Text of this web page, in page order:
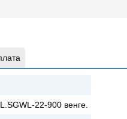
22-900 венге.